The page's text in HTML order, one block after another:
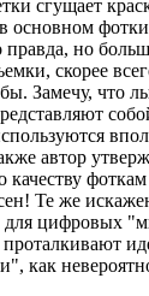
сгущает
основном
правда, но
скорее
Замечу, что
автор
качеству
Те же
для цифровых
проталкивают
как